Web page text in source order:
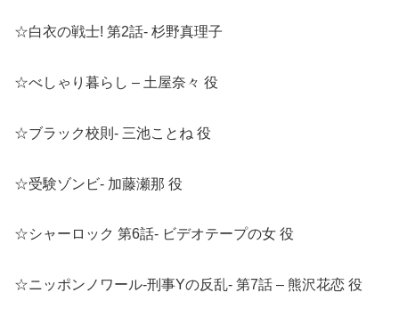
☆白衣の戦士! 第2話- 杉野真理子
☆べしゃり暮らし – 土屋奈々 役
☆ブラック校則- 三池ことね 役
☆受験ゾンビ- 加藤瀬那 役
☆シャーロック 第6話- ビデオテープの女 役
☆ニッポンノワール-刑事Yの反乱- 第7話 – 熊沢花恋 役